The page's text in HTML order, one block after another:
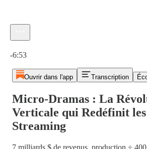
-6:53
Ouvrir dans l'app Transcription
Micro-Dramas : La
Verticale qui Redéfinit les
Streaming
7 milliards $ de revenus, production ÷